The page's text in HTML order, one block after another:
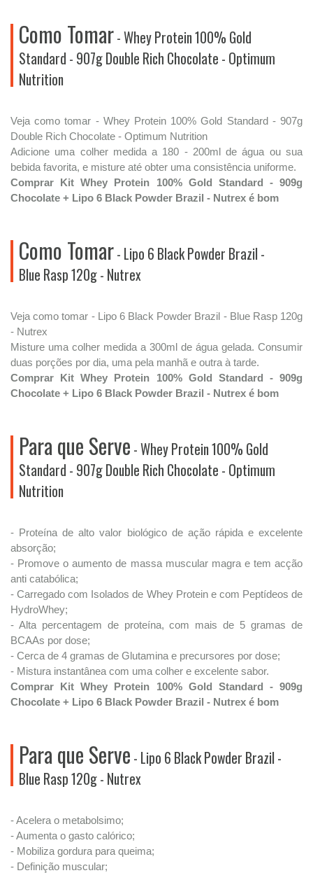
Como Tomar- Whey Protein 100% Gold
Standard - 907g Double Rich Chocolate - Optimum
Nutrition
Veja como tomar - Whey Protein 100% Gold Standard - 907g
Double Rich Chocolate - Optimum Nutrition
Adicione uma colher medida a 180 - 200ml de água ou sua
bebida favorita, e misture até obter uma consistência uniforme.
Comprar Kit Whey Protein 100% Gold Standard - 909g
Chocolate + Lipo 6 Black Powder Brazil - Nutrex é bom
Como Tomar- Lipo 6 Black Powder Brazil -
Blue Rasp 120g - Nutrex
Veja como tomar - Lipo 6 Black Powder Brazil - Blue Rasp 120g
- Nutrex
Misture uma colher medida a 300ml de água gelada. Consumir
duas porções por dia, uma pela manhã e outra à tarde.
Comprar Kit Whey Protein 100% Gold Standard - 909g
Chocolate + Lipo 6 Black Powder Brazil - Nutrex é bom
Para que Serve - Whey Protein 100% Gold
Standard - 907g Double Rich Chocolate - Optimum
Nutrition
- Proteína de alto valor biológico de ação rápida e excelente
absorção;
- Promove o aumento de massa muscular magra e tem acção
anti catabólica;
- Carregado com Isolados de Whey Protein e com Peptídeos de
HydroWhey;
- Alta percentagem de proteína, com mais de 5 gramas de
BCAAs por dose;
- Cerca de 4 gramas de Glutamina e precursores por dose;
- Mistura instantânea com uma colher e excelente sabor.
Comprar Kit Whey Protein 100% Gold Standard - 909g
Chocolate + Lipo 6 Black Powder Brazil - Nutrex é bom
Para que Serve - Lipo 6 Black Powder Brazil -
Blue Rasp 120g - Nutrex
- Acelera o metabolsimo;
- Aumenta o gasto calórico;
- Mobiliza gordura para queima;
- Definição muscular;